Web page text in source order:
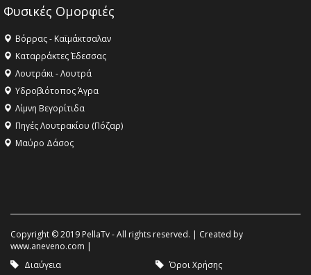
Φυσικές Ομορφιές
Βόρρας - Καϊμάκτσαλαν
Καταρράκτες Έδεσσας
Λουτράκι - Λουτρά
Υδροβιότοπος Άγρα
Λίμνη Βεγορίτιδα
Πηγές Λουτρακίου (Πόζαρ)
Μαύρο Δάσος
Copyright © 2019 PellaTv - All rights reserved. | Created by
www.aneveno.com |
Διαύγεια
Όροι Χρήσης